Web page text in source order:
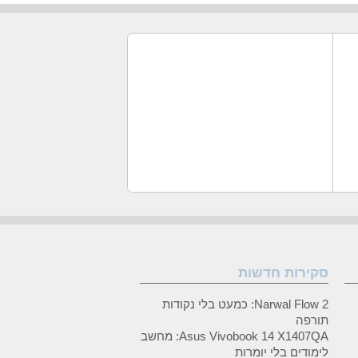
סקירות חדשות
Narwal Flow 2: כמעט בלי נקודות
תורפה
Asus Vivobook 14 X1407QA: מחשב
לימודים בלי יומרות